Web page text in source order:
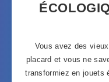
Vous avez des
placard et vous ne
transformiez en jouets